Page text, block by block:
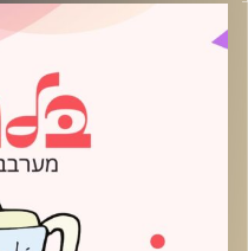
קרדיט תמונות: AudioVersity